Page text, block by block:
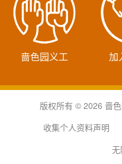
啬色园义工 加
版权所有 © 2026 啬
收集个人资料声明